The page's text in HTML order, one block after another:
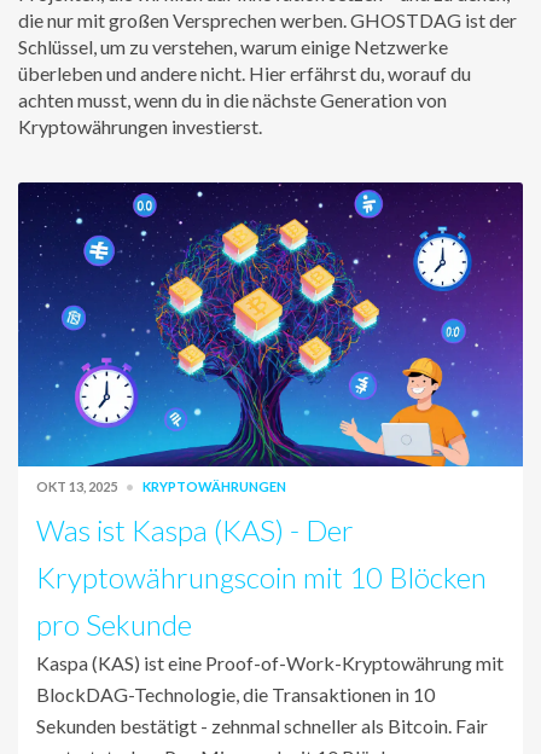
die nur mit großen Versprechen werben. GHOSTDAG ist der
Schlüssel, um zu verstehen, warum einige Netzwerke
überleben und andere nicht. Hier erfährst du, worauf du
achten musst, wenn du in die nächste Generation von
Kryptowährungen investierst.
OKT 13, 2025 KRYPTOWÄHRUNGEN
Was ist Kaspa (KAS) - Der
Kryptowährungscoin mit 10 Blöcken
pro Sekunde
Kaspa (KAS) ist eine Proof-of-Work-Kryptowährung mit
BlockDAG-Technologie, die Transaktionen in 10
Sekunden bestätigt - zehnmal schneller als Bitcoin. Fair